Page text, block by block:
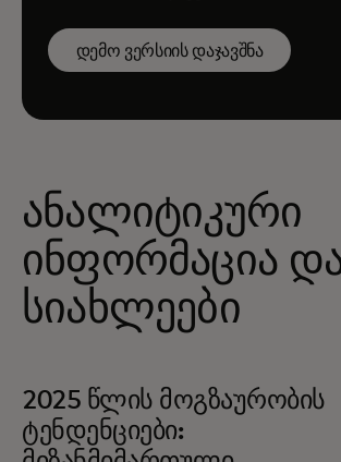
დემო ვერსიის დაჯავშნა
ანალიტიკური
ინფორმაცია
სიახლეები
2025 წლის მოგზაურობის
ტენდენციები:
opens in a new tab